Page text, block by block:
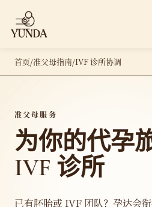
首页/准父母指南/IVF 诊所协调
准父母服务
为你的代孕
IVF 诊所
已有胚胎或 IVF 团队？孕达会